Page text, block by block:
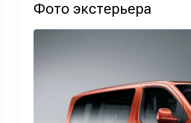
Фото экстерьера